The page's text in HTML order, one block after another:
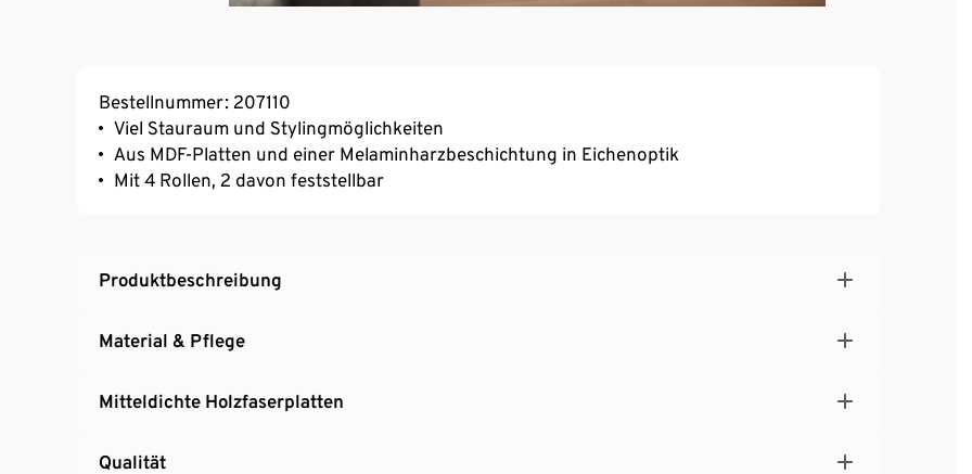
Bestellnummer: 207110
Viel Stauraum und Stylingmöglichkeiten
Aus MDF-Platten und einer Melaminharzbeschichtung in Eichenoptik
Mit 4 Rollen, 2 davon feststellbar
Produktbeschreibung
Material & Pflege
Mitteldichte Holzfaserplatten
Qualität